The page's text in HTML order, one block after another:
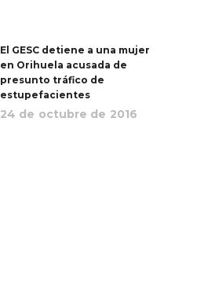
El GESC detiene a una mujer
en Orihuela acusada de
presunto tráfico de
estupefacientes
24 de octubre de 2016